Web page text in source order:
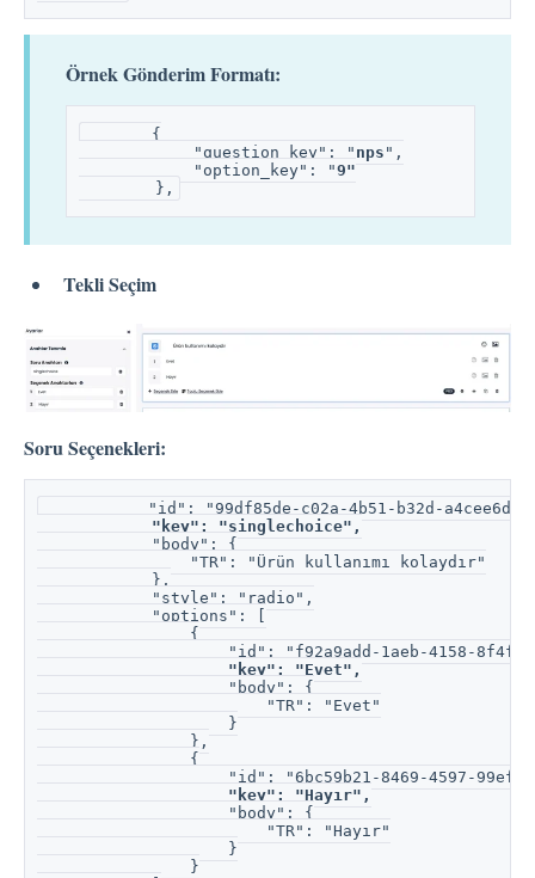
Örnek Gönderim Formatı:
       {
            "question_key": "
nps ",
            "option_key": "
9"
        },
Tekli Seçim
Soru Seçenekleri:
"id": "99df85de-c02a-4b51-b32d-
"key": "singlechoice",
            "body": {
                "TR": "Ürün kullanımı kolaydır"
            },
            "style": "radio",
            "options": [
                {
"id": "f92a9add-1aeb-4158-8f4f-
  "key": "Evet",
                    "body": {
                        "TR": "Evet"
                    }
                },
                {
"id": "6bc59b21-8469-4597-99ef-
       "key": "Hayır",
                    "body": {
                        "TR": "Hayır"
                    }
                }